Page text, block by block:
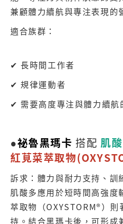
兼顧體力續航與專注表現的
適合族群：
✔ 長時間工作者
✔ 規律運動者
✔ 需要高度專注與體力續航
●祕魯黑瑪卡 搭配 肌酸
紅莧菜萃取物
訴求：體力與耐力支持、訓
肌酸多應用於短時間高強度
萃取物（OXYSTORM®）
持。結合黑瑪卡後，可形成